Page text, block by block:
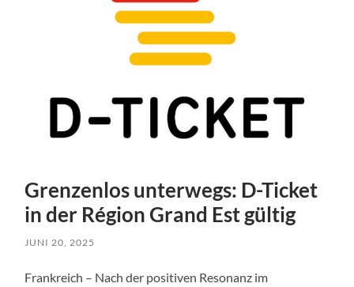
Grenzenlos unterwegs: D-Ticket
in der Région Grand Est gültig
JUNI 20, 2025
Frankreich – Nach der positiven Resonanz im